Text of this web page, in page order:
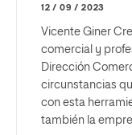
12 / 09 / 2023
Vicente Giner
comercial y
Dirección
circunstancias
con esta
también la